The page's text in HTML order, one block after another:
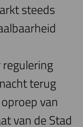
steeds
terug
van
van de Stad